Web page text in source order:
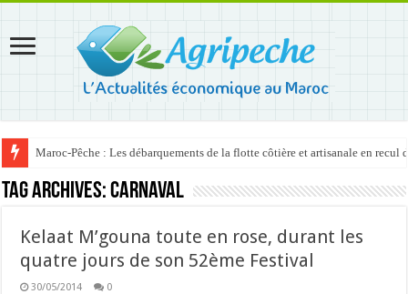
Maroc-Pêche : Les débarquements de la flotte côtière et artisanale en recul
Tag Archives:carnaval
Kelaat M’gouna toute en rose, durant les
quatre jours de son 52ème Festival
30/05/2014 0